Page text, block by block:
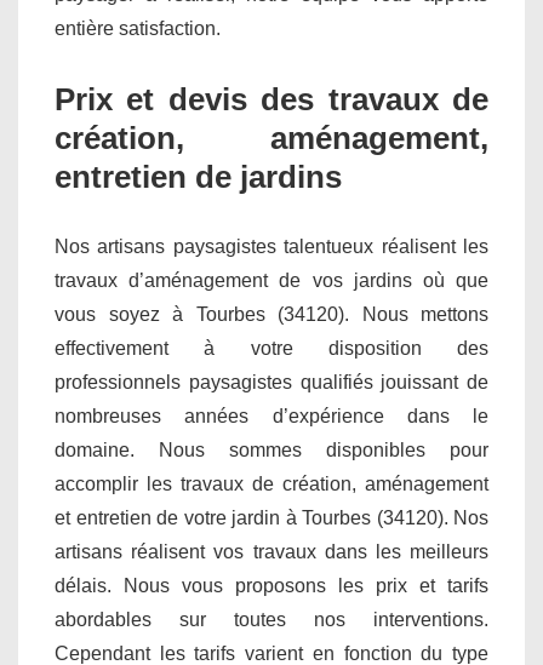
entière satisfaction.
Prix et devis des travaux de
création, aménagement,
entretien de jardins
Nos artisans paysagistes talentueux réalisent les
travaux d’aménagement de vos jardins où que
vous soyez à Tourbes (34120). Nous mettons
effectivement à votre disposition des
professionnels paysagistes qualifiés jouissant de
nombreuses années d’expérience dans le
domaine. Nous sommes disponibles pour
accomplir les travaux de création, aménagement
et entretien de votre jardin à Tourbes (34120). Nos
artisans réalisent vos travaux dans les meilleurs
délais. Nous vous proposons les prix et tarifs
abordables sur toutes nos interventions.
Cependant les tarifs varient en fonction du type